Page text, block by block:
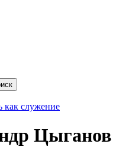
как служение
Цыганов